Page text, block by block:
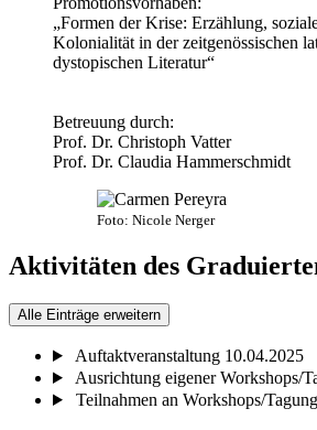
„Formen der Krise: Erzählung,
Kolonialität in der zeitgenössischen
dystopischen Literatur“
Betreuung durch:
Prof. Dr. Christoph Vatter
Prof. Dr. Claudia Hammerschmidt
Foto: Nicole Nerger
Aktivitäten des
Alle Einträge erweitern
Auftaktveranstaltung 10.04.2025
Ausrichtung eigener Workshops/
Teilnahmen an Workshops/